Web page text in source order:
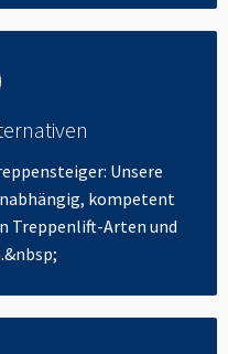
Unsere
kompetent
Treppenlift-Arten und